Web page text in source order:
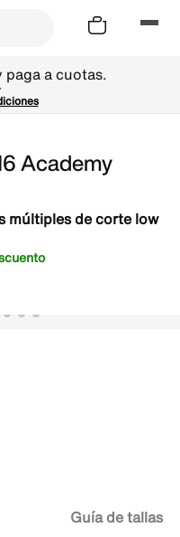
paga a cuotas.
Academy
múltiples de corte low
Guía de tallas